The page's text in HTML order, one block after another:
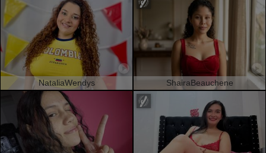
NataliaWendys ShairaBeauchene